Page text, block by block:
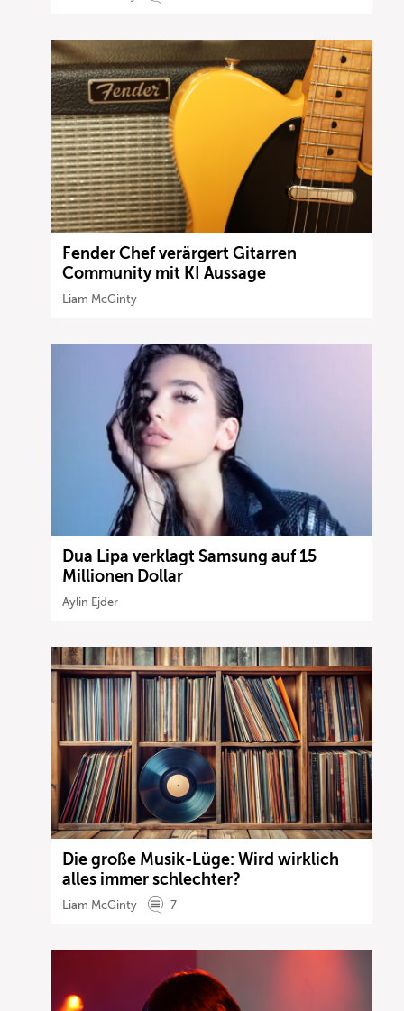
Fender Chef verärgert Gitarren
Community mit KI Aussage
Liam McGinty
Dua Lipa verklagt Samsung auf 15
Millionen Dollar
Aylin Ejder
Die große Musik-Lüge: Wird wirklich
alles immer schlechter?
Liam McGinty 7